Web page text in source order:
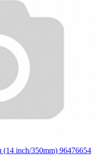
(14 inch/350mm) 96476654